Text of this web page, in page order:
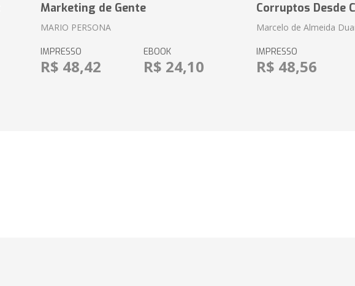
Marketing de Gente
MARIO PERSONA
IMPRESSO
R$ 48,42
EBOOK
R$ 24,10
Corruptos Desde
Marcelo de Almeida
IMPRESSO
R$ 48,56